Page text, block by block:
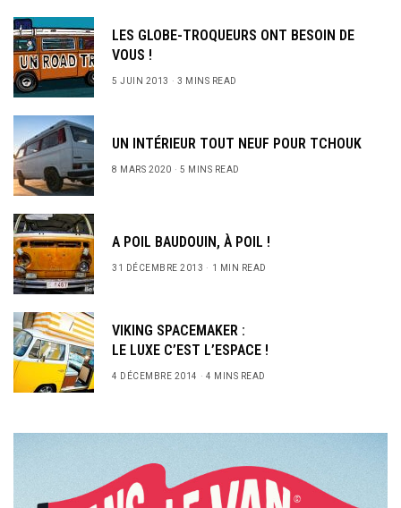
LES GLOBE-TROQUEURS ONT BESOIN DE
VOUS !
5 JUIN 2013 3 MINS READ
UN INTÉRIEUR TOUT NEUF POUR TCHOUK
8 MARS 2020 5 MINS READ
A POIL BAUDOUIN, À POIL !
31 DÉCEMBRE 2013 1 MIN READ
VIKING SPACEMAKER :
LE LUXE C’EST L’ESPACE !
4 DÉCEMBRE 2014 4 MINS READ